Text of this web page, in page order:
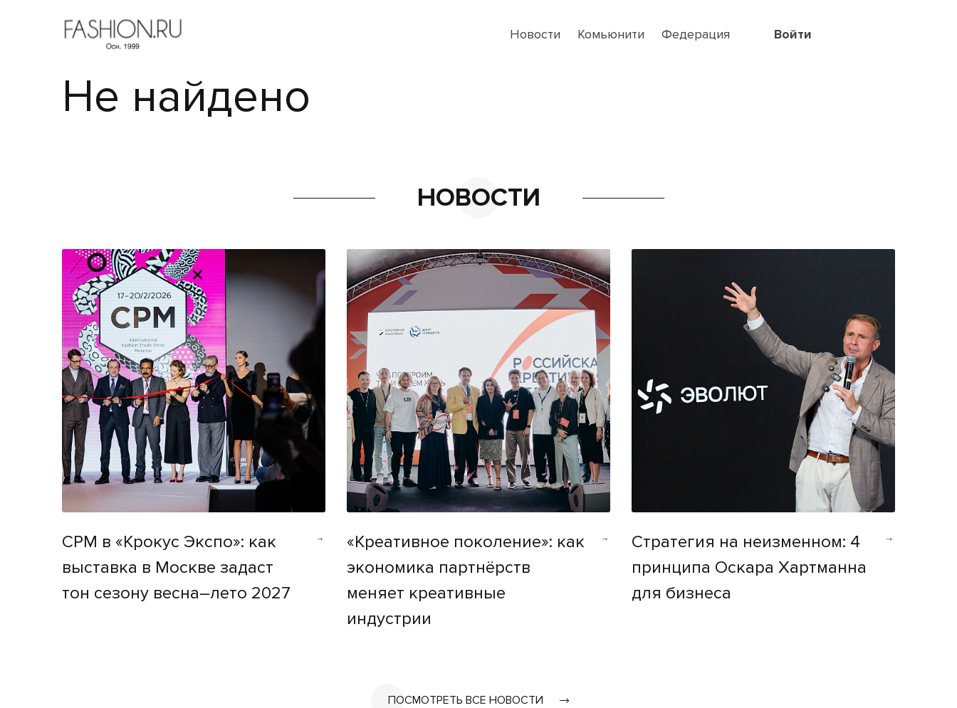
Новости Комьюнити Федерация Войти
Не найдено
НОВОСТИ
CPM в «Крокус Экспо»: как
выставка в Москве задаст
тон сезону весна–лето 2027
«Креативное поколение»: как
экономика партнёрств
меняет креативные
индустрии
Стратегия на неизменном: 4
принципа Оскара Хартманна
для бизнеса
ПОСМОТРЕТЬ ВСЕ НОВОСТИ